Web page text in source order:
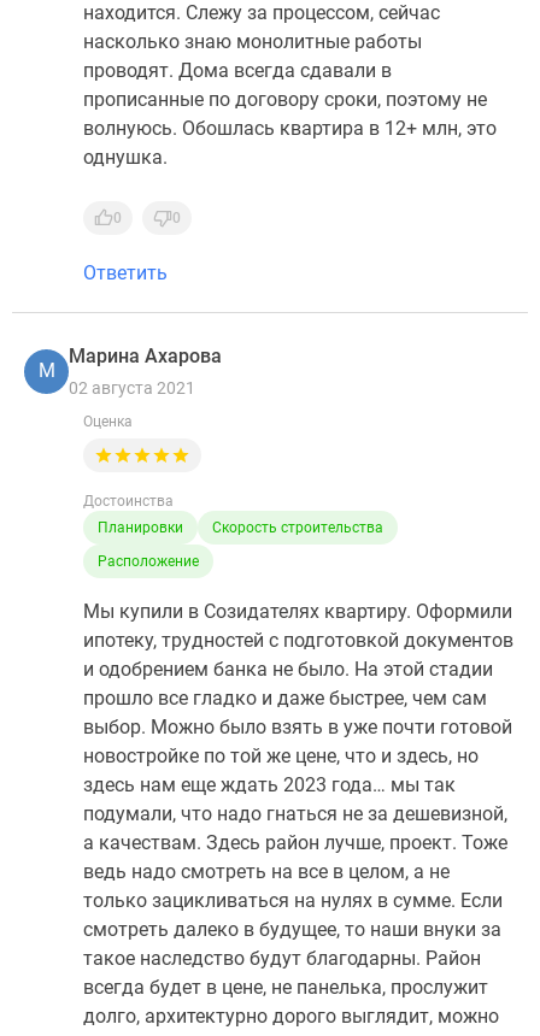
находится. Слежу за процессом, сейчас
насколько знаю монолитные работы
проводят. Дома всегда сдавали в
прописанные по договору сроки, поэтому не
волнуюсь. Обошлась квартира в 12+ млн, это
однушка.
0 0
Ответить
М
Марина Ахарова
02 августа 2021
Оценка
Достоинства
Планировки
Скорость строительства
Расположение
Мы купили в Созидателях квартиру. Оформили
ипотеку, трудностей с подготовкой документов
и одобрением банка не было. На этой стадии
прошло все гладко и даже быстрее, чем сам
выбор. Можно было взять в уже почти готовой
новостройке по той же цене, что и здесь, но
здесь нам еще ждать 2023 года… мы так
подумали, что надо гнаться не за дешевизной,
а качествам. Здесь район лучше, проект. Тоже
ведь надо смотреть на все в целом, а не
только зацикливаться на нулях в сумме. Если
смотреть далеко в будущее, то наши внуки за
такое наследство будут благодарны. Район
всегда будет в цене, не панелька, прослужит
долго, архитектурно дорого выглядит, можно